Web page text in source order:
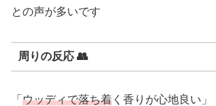
との声が多いです
周りの反応 👥
「 ウッディで落ち着 く香りが心地良い」